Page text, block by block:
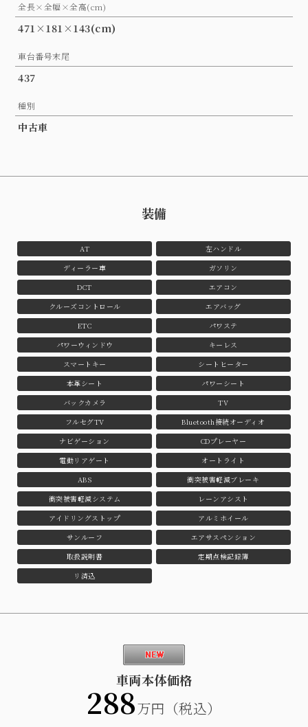
全長×全幅×全高(cm)
471×181×143(cm)
車台番号末尾
437
種別
中古車
装備
AT
左ハンドル
ディーラー車
ガソリン
DCT
エアコン
クルーズコントロール
エアバッグ
ETC
パワステ
パワーウィンドウ
キーレス
スマートキー
シートヒーター
本革シート
パワーシート
バックカメラ
TV
フルセグTV
Bluetooth接続オーディオ
ナビゲーション
CDプレーヤー
電動リアゲート
オートライト
ABS
衝突被害軽減ブレーキ
衝突被害軽減システム
レーンアシスト
アイドリングストップ
アルミホイール
サンルーフ
エアサスペンション
取扱説明書
定期点検記録簿
リ済込
車両本体価格
288万円（税込）